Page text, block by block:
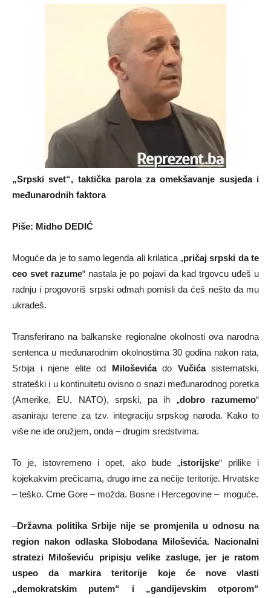
„Srpski svet“, taktička parola za omekšavanje susjeda i
međunarodnih faktora
Piše: Midho DEDIĆ
Moguće da je to samo legenda ali krilatica „pričaj srpski da te
ceo svet razume“ nastala je po pojavi da kad trgovcu uđeš u
radnju i progovoriš srpski odmah pomisli da ćeš nešto da mu
ukradeš.
Transferirano na balkanske regionalne okolnosti ova narodna
sentenca u međunarodnim okolnostima 30 godina nakon rata,
Srbija i njene elite od Miloševićado Vučićasistematski,
strateški i u kontinuitetu ovisno o snazi međunarodnog poretka
(Amerike, EU, NATO), srpski, pa ih „dobro razumemo“
asaniraju terene za tzv. integraciju srpskog naroda. Kako to
više ne ide oružjem, onda – drugim sredstvima.
To je, istovremeno i opet, ako bude „istorijske“ prilike i
kojekakvim prečicama, drugo ime za nečije teritorije. Hrvatske
– teško. Crne Gore – možda. Bosne i Hercegovine – moguće.
–Državna politika Srbije nije se promjenila u odnosu na
region nakon odlaska Slobodana Miloševića. Nacionalni
stratezi Miloševiću pripisju velike zasluge, jer je ratom
uspeo da markira teritorije koje će nove vlasti
„demokratskim putem“ i „gandijevskim otporom“